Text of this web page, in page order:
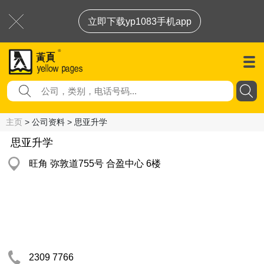
立即下载yp1083手机app
主页 > 公司资料 > 思亚升学
思亚升学
旺角 弥敦道755号 合盈中心 6楼
2309 7766